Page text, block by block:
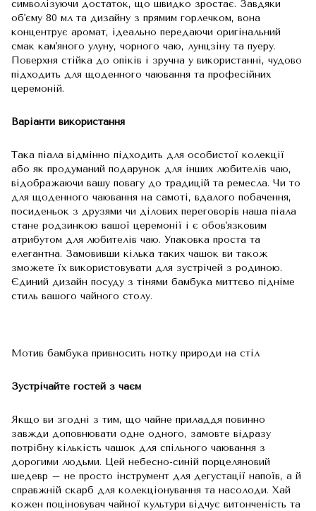
символізуючи достаток, що швидко зростає. Завдяки
об'єму 80 мл та дизайну з прямим горлечком, вона
концентрує аромат, ідеально передаючи оригінальний
смак кам'яного улуну, чорного чаю, лунцзіну та пуеру.
Поверхня стійка до опіків і зручна у використанні, чудово
підходить для щоденного чаювання та професійних
церемоній.
Варіанти використання
Така піала відмінно підходить для особистої колекції
або як продуманий подарунок для інших любителів чаю,
відображаючи вашу повагу до традицій та ремесла. Чи то
для щоденного чаювання на самоті, вдалого побачення,
посиденьок з друзями чи ділових переговорів наша піала
стане родзинкою вашої церемонії і є обов'язковим
атрибутом для любителів чаю. Упаковка проста та
елегантна. Замовивши кілька таких чашок ви також
зможете їх використовувати для зустрічей з родиною.
Єдиний дизайн посуду з тінями бамбука миттєво підніме
стиль вашого чайного столу.
Мотив бамбука привносить нотку природи на стіл
Зустрічайте гостей з чаєм
Якщо ви згодні з тим, що чайне приладдя повинно
завжди доповнювати одне одного, замовте відразу
потрібну кількість чашок для спільного чаювання з
дорогими людьми. Цей небесно-синій порцеляновий
шедевр – не просто інструмент для дегустації напоїв, а й
справжній скарб для колекціонування та насолоди. Хай
кожен поціновувач чайної культури відчує витонченість та